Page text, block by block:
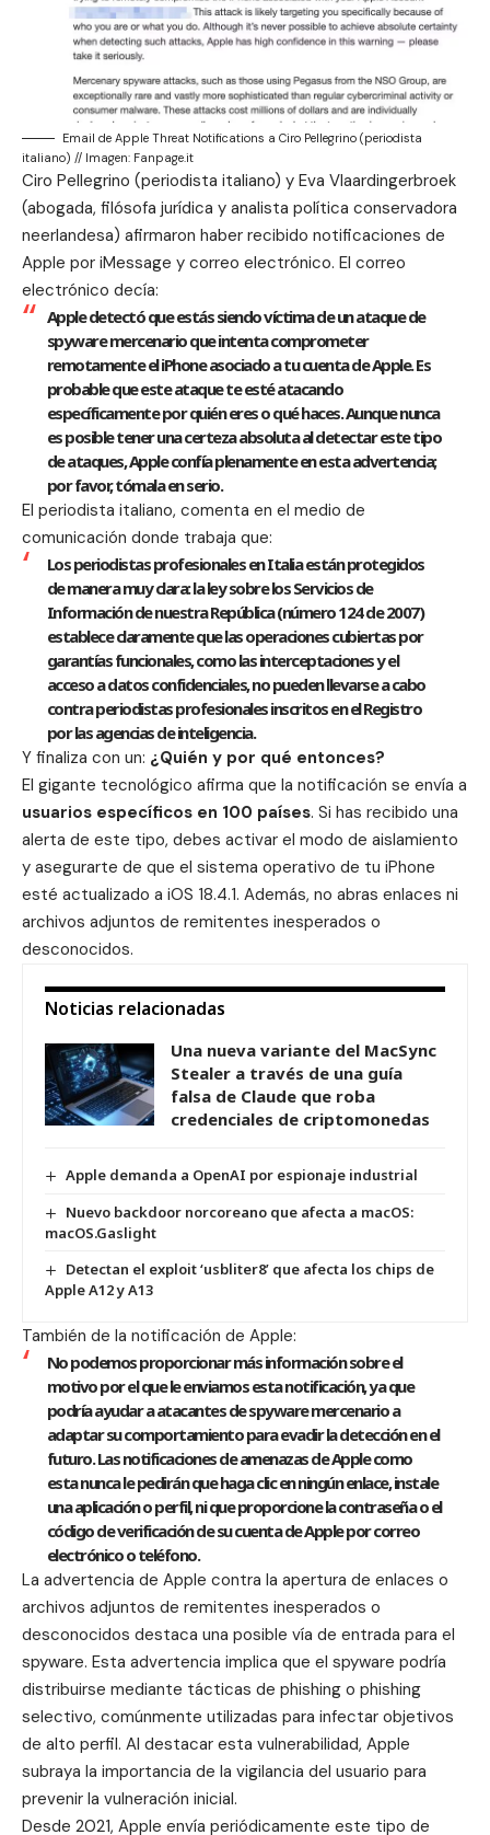
Email de Apple Threat Notifications a Ciro Pellegrino (periodista
italiano) // Imagen: Fanpage.it
Ciro Pellegrino (periodista italiano) y Eva Vlaardingerbroek
(abogada, filósofa jurídica y analista política conservadora
neerlandesa) afirmaron haber recibido notificaciones de
Apple por iMessage y correo electrónico. El correo
electrónico decía:
Apple detectó que estás siendo víctima de un ataque de
spyware mercenario que intenta comprometer
remotamente el iPhone asociado a tu cuenta de Apple. Es
probable que este ataque te esté atacando
específicamente por quién eres o qué haces. Aunque nunca
es posible tener una certeza absoluta al detectar este tipo
de ataques, Apple confía plenamente en esta advertencia;
por favor, tómala en serio.
El periodista italiano, comenta en el medio de
comunicación donde trabaja que:
Los periodistas profesionales en Italia están protegidos
de manera muy clara: la ley sobre los Servicios de
Información de nuestra República (número 124 de 2007)
establece claramente que las operaciones cubiertas por
garantías funcionales, como las interceptaciones y el
acceso a datos confidenciales, no pueden llevarse a cabo
contra periodistas profesionales inscritos en el Registro
por las agencias de inteligencia.
Y finaliza con un: ¿Quién y por qué entonces?
El gigante tecnológico afirma que la notificación se envía a
usuarios específicos en 100 países. Si has recibido una
alerta de este tipo, debes activar el modo de aislamiento
y asegurarte de que el sistema operativo de tu iPhone
esté actualizado a iOS 18.4.1. Además, no abras enlaces ni
archivos adjuntos de remitentes inesperados o
desconocidos.
Noticias relacionadas
Una nueva variante del MacSync
Stealer a través de una guía
falsa de Claude que roba
credenciales de criptomonedas
Apple demanda a OpenAI por espionaje industrial
Nuevo backdoor norcoreano que afecta a macOS:
macOS.Gaslight
Detectan el exploit ‘usbliter8’ que afecta los chips de
Apple A12 y A13
También de la notificación de Apple:
No podemos proporcionar más información sobre el
motivo por el que le enviamos esta notificación, ya que
podría ayudar a atacantes de spyware mercenario a
adaptar su comportamiento para evadir la detección en el
futuro. Las notificaciones de amenazas de Apple como
esta nunca le pedirán que haga clic en ningún enlace, instale
una aplicación o perfil, ni que proporcione la contraseña o el
código de verificación de su cuenta de Apple por correo
electrónico o teléfono.
La advertencia de Apple contra la apertura de enlaces o
archivos adjuntos de remitentes inesperados o
desconocidos destaca una posible vía de entrada para el
spyware. Esta advertencia implica que el spyware podría
distribuirse mediante tácticas de phishing o phishing
selectivo, comúnmente utilizadas para infectar objetivos
de alto perfil. Al destacar esta vulnerabilidad, Apple
subraya la importancia de la vigilancia del usuario para
prevenir la vulneración inicial.
Desde 2021, Apple envía periódicamente este tipo de